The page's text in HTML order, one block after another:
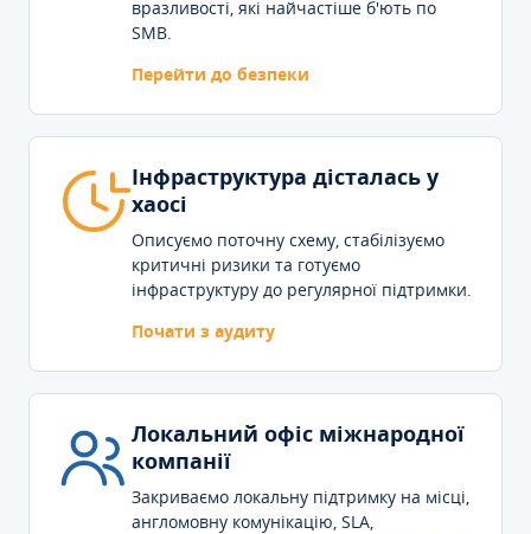
вразливості, які найчастіше б'ють по
SMB.
Перейти до безпеки
Інфраструктура дісталась у
хаосі
Описуємо поточну схему, стабілізуємо
критичні ризики та готуємо
інфраструктуру до регулярної підтримки.
Почати з аудиту
Локальний офіс міжнародної
компанії
Закриваємо локальну підтримку на місці,
англомовну комунікацію, SLA,